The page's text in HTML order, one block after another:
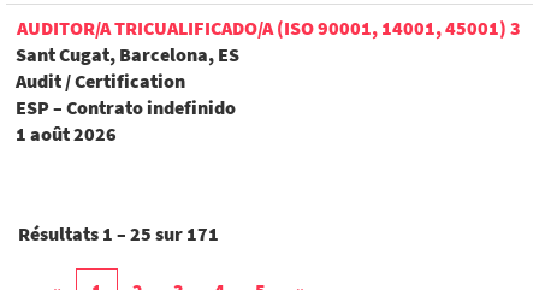
AUDITOR/A TRICUALIFICADO/A (ISO 90001, 14001, 45001) 3
Sant Cugat, Barcelona, ES
Audit / Certification
ESP – Contrato indefinido
1 août 2026
Résultats 1 – 25 sur 171